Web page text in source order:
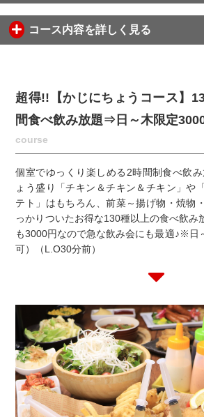
コース内容を詳しく見る
超得!!【かじにちょうコース】
間食べ飲み放題⇒日～木限定
course
個室でゆっくり楽しめる2時間制食べ飲
ょう盛り「チキン＆チキン＆チキン」や
テト」はもちろん、前菜～揚げ物・焼物
っかりついたお得な130種以上の食べ飲み
も3000円なので急な飲み会にも最適♪※日
可）（L.O30分前）